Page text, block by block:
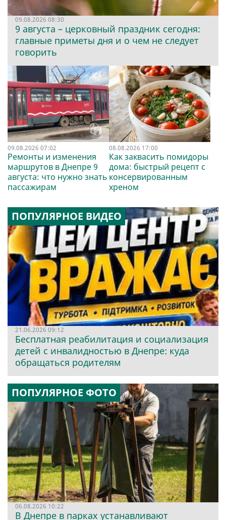
09.08.2026 08:30
9 августа – церковный праздник сегодня:
главные приметы дня и о чем не следует
говорить
09.08.2026 07:02
Ремонты и изменения
маршрутов в Днепре 9
августа: что нужно знать
пассажирам
08.08.2026 17:00
Как заквасить помидоры
дома: быстрый рецепт с
консервированным
хреном
ПОПУЛЯРНОЕ ВИДЕО
21.06.2026 09:12
Бесплатная реабилитация и социализация
детей с инвалидностью в Днепре: куда
обращаться родителям
ПОПУЛЯРНОЕ ФОТО
06.08.2026 10:22
В Днепре в парках устанавливают